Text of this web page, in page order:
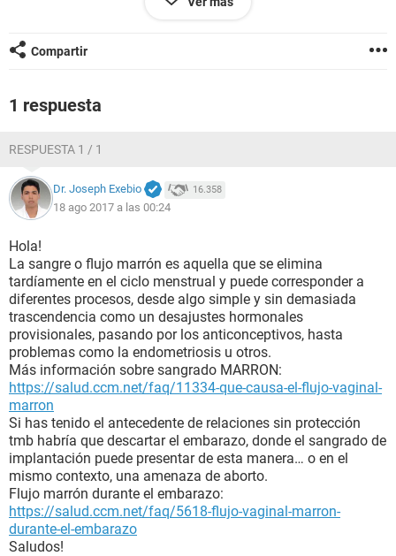
No se ke hacer si ir de una al doctor o esperar hacer me
Compartir
1 respuesta
RESPUESTA 1 / 1
Dr. Joseph Exebio 16.358
18 ago 2017 a las 00:24
Hola!
La sangre o flujo marrón es aquella que se elimina
tardíamente en el ciclo menstrual y puede corresponder a
diferentes procesos, desde algo simple y sin demasiada
trascendencia como un desajustes hormonales
provisionales, pasando por los anticonceptivos, hasta
problemas como la endometriosis u otros.
Más información sobre sangrado MARRON:
https://salud.ccm.net/faq/11334-que-causa-el-flujo-vaginal-
marron
Si has tenido el antecedente de relaciones sin protección
tmb habría que descartar el embarazo, donde el sangrado de
implantación puede presentar de esta manera… o en el
mismo contexto, una amenaza de aborto.
Flujo marrón durante el embarazo:
https://salud.ccm.net/faq/5618-flujo-vaginal-marron-
durante-el-embarazo
Saludos!